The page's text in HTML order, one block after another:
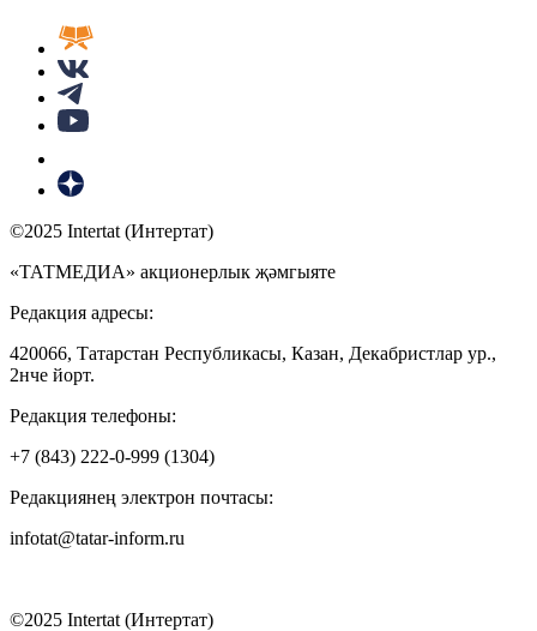
©2025 Intertat (Интертат)
«ТАТМЕДИА» акционерлык җәмгыяте
Редакция адресы:
420066, Татарстан Республикасы, Казан, Декабристлар ур.,
2нче йорт.
Редакция телефоны:
+7 (843) 222-0-999 (1304)
Редакциянең электрон почтасы:
infotat@tatar-inform.ru
©2025 Intertat (Интертат)